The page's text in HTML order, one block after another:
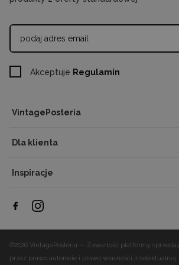
VintagePosteria
Dla klienta
Inspiracje
Akceptuje Regulamin
©2026 VintagePosteria — Zawartość platformy
przez prawo autorskie i prawo własności intelektualnej.